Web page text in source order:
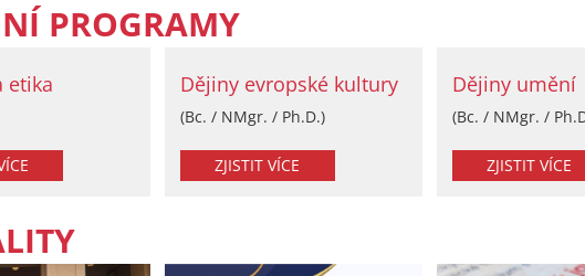
PROGRAMY
etika Dějiny evropské kultury
(Bc. / NMgr. / Ph.D.)
ZJISTIT VÍCE
Dějiny umění
(Bc. / NMgr. /
ZJISTIT VÍCE